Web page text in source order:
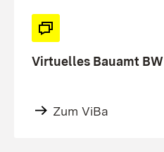
Virtuelles Bauamt BW
Zum ViBa